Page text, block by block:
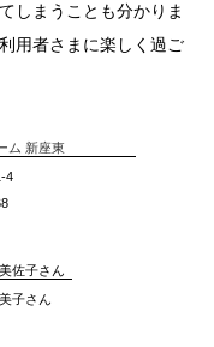
しまうことも分かりま
用者さまに楽しく過ご
ム 新座東
4
佐子さん
子さん